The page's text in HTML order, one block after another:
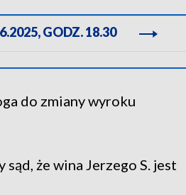
GODZ. 18.30
do zmiany wyroku
że wina Jerzego S. jest